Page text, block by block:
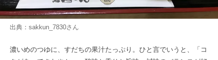
出典： sakkun_7830さん
濃いめのつゆに、すだちの果汁たっぷり。ひと言でいうと、「コ